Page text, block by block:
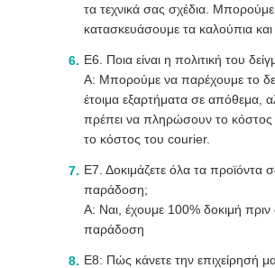
τα τεχνικά σας σχέδια.
κατασκευάσουμε τα καλούπια και
Ε6. Ποια είναι η πολιτική του
Α: Μπορούμε να παρέχουμε το
έτοιμα εξαρτήματα σε απόθεμα,
πρέπει να πληρώσουν το κόστος
το κόστος του courier.
Ε7. Δοκιμάζετε όλα τα προϊόντα
παράδοση;
Α: Ναι, έχουμε 100% δοκιμή
παράδοση
Ε8: Πώς κάνετε την επιχείρησή